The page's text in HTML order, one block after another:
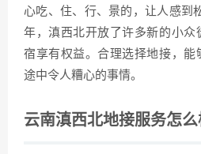
心吃、住、行、景的，让人感到
年，滇西北开放了许多新的小众
宿享有权益。合理选择地接，能
途中令人糟心的事情。
云南滇西北地接服务怎么